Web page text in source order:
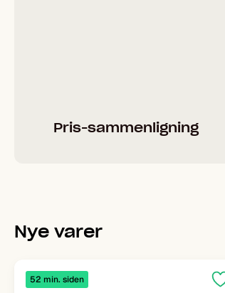
Pris-sammenligning
Nye varer
52 min. siden